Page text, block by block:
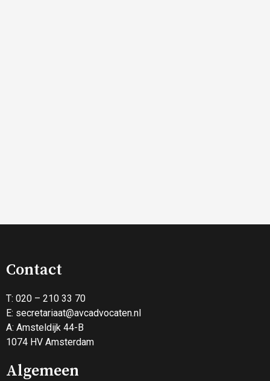
Contact
T: 020 – 210 33 70
E: secretariaat@avcadvocaten.nl
A: Amsteldijk 44-B
1074 HV Amsterdam
Algemeen